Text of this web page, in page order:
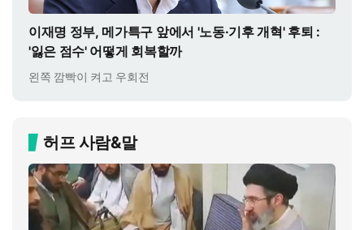
이재명 정부, 메가특구 앞에서 '노동·기후 개혁' 후퇴 :
'잃은 점수' 어떻게 회복할까
왼쪽 깜빡이 켜고 우회전
허프 사람&말